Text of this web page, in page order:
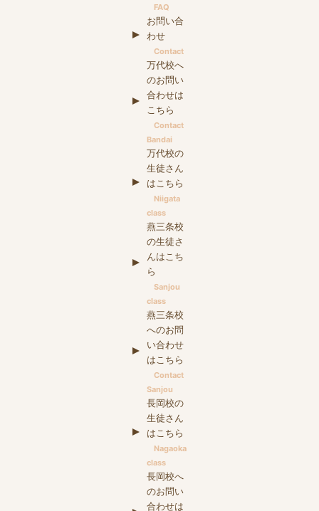
FAQ
お問い合
わせ
Contact
万代校へ
のお問い
合わせは
こちら
Contact
Bandai
万代校の
生徒さん
はこちら
Niigata
class
燕三条校
の生徒さ
んはこち
ら
Sanjou
class
燕三条校
へのお問
い合わせ
はこちら
Contact
Sanjou
長岡校の
生徒さん
はこちら
Nagaoka
class
長岡校へ
のお問い
合わせは